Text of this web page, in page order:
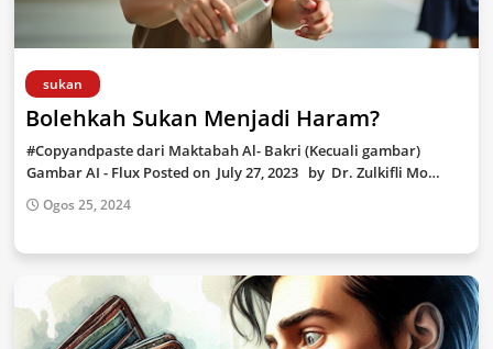
sukan
Bolehkah Sukan Menjadi Haram?
#Copyandpaste dari Maktabah Al- Bakri (Kecuali gambar)
Gambar AI - Flux Posted on July 27, 2023 by Dr. Zulkifli Mo…
Ogos 25, 2024